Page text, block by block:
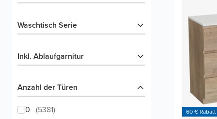
Waschtisch Serie
Inkl. Ablaufgarnitur
Anzahl der Türen
0 (5381)
60 €